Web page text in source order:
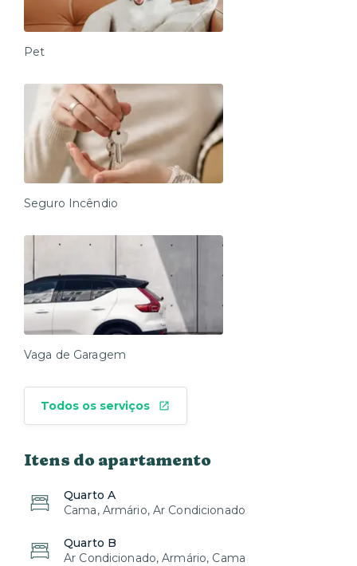
Pet
Seguro Incêndio
Vaga de Garagem
Todos os serviços
Itens do apartamento
Quarto A
Cama, Armário, Ar Condicionado
Quarto B
Ar Condicionado, Armário, Cama